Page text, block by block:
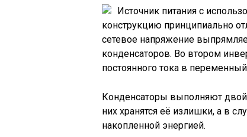
Источник питания с
конструкцию принципиально
сетевое напряжение
конденсаторов. Во втором
постоянного тока в переменный
Конденсаторы выполняют
них хранятся её излишки, а в
накопленной энергией.